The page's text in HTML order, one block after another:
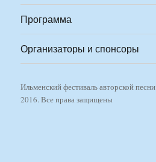
Программа
Организаторы и спонсоры
Ильменский фестиваль авторской песни
2016. Все права защищены